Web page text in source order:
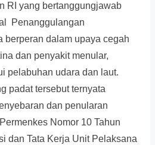
RI yang bertanggungjawab
Penanggulangan
berperan dalam upaya cegah
dan penyakit menular,
pelabuhan udara dan laut.
padat tersebut ternyata
dan penularan
Nomor 10 Tahun
dan Tata Kerja Unit Pelaksana